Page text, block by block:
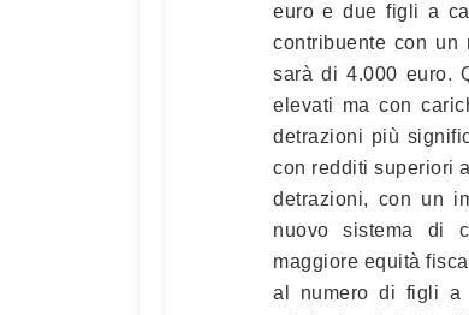
euro e due figli a
contribuente con
sarà di 4.000 euro.
elevati ma con
detrazioni più
con redditi superiori
detrazioni, con un
nuovo sistema di
maggiore equità
al numero di figli a